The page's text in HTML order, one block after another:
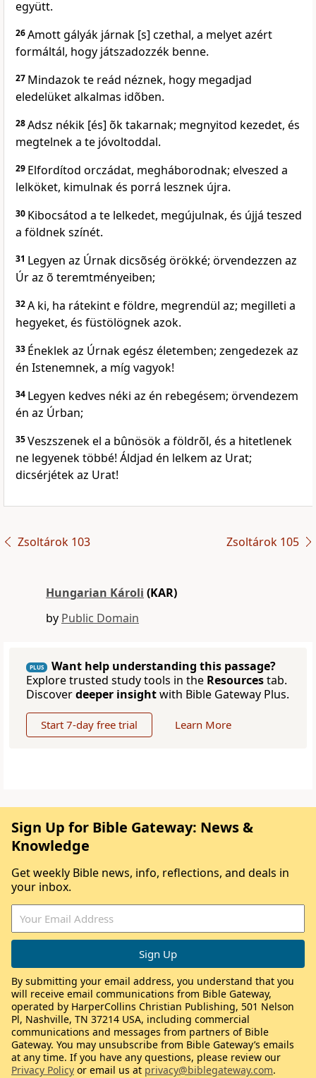
együtt.
26Amott gályák járnak [s] czethal, a melyet azért
formáltál, hogy játszadozzék benne.
27 Mindazok te reád néznek, hogy megadjad
eledelüket alkalmas idõben.
28Adsz nékik [és] õk takarnak; megnyitod kezedet, és
megtelnek a te jóvoltoddal.
29 Elfordítod orczádat, megháborodnak; elveszed a
lelköket, kimulnak és porrá lesznek újra.
30 Kibocsátod a te lelkedet, megújulnak, és újjá teszed
a földnek színét.
31 Legyen az Úrnak dicsõség örökké; örvendezzen az
Úr az õ teremtményeiben;
32A ki, ha rátekint e földre, megrendül az; megilleti a
hegyeket, és füstölögnek azok.
33 Éneklek az Úrnak egész életemben; zengedezek az
én Istenemnek, a míg vagyok!
34 Legyen kedves néki az én rebegésem; örvendezem
én az Úrban;
35Veszszenek el a bûnösök a földrõl, és a hitetlenek
ne legyenek többé! Áldjad én lelkem az Urat;
dicsérjétek az Urat!
Zsoltárok 103 Zsoltárok 105
Hungarian Károli (KAR)
by Public Domain
PLUS
Want help understanding this passage?
Explore trusted study tools in the Resourcestab.
Discoverdeeper insightwith Bible Gateway Plus.
Start 7-day free trial Learn More
Sign Up for Bible Gateway: News &
Knowledge
Get weekly Bible news, info, reflections, and deals in
your inbox.
By submitting your email address, you understand that you
will receive email communications from Bible Gateway,
operated by HarperCollins Christian Publishing, 501 Nelson
Pl, Nashville, TN 37214 USA, including commercial
communications and messages from partners of Bible
Gateway. You may unsubscribe from Bible Gateway’s emails
at any time. If you have any questions, please review our
Privacy Policy or email us at privacy@biblegateway.com.